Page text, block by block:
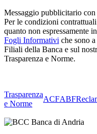
Messaggio pubblicitario
Per le condizioni
quanto non espressamente
Fogli Informativi che sono
Filiali della Banca e sul
Trasparenza e Norme.
Trasparenza
e Norme
ACFABF